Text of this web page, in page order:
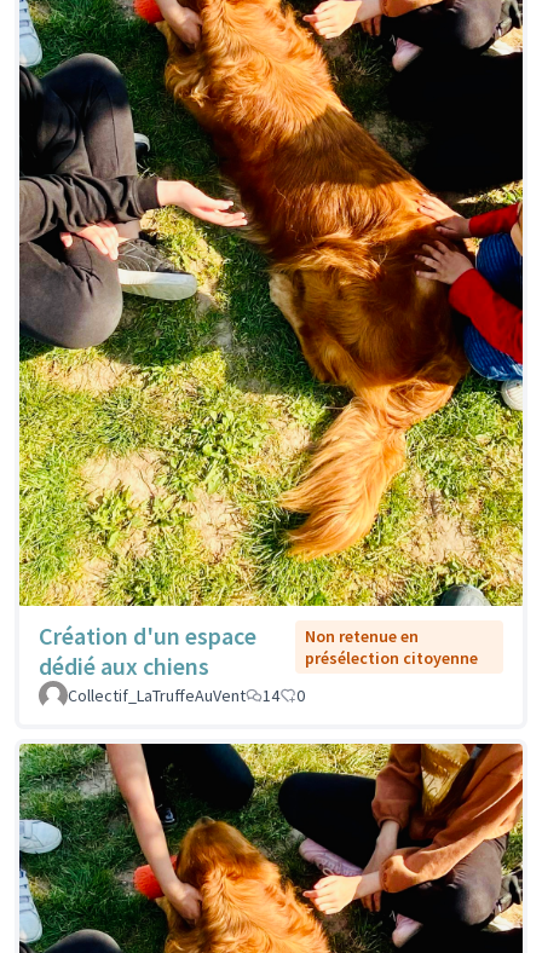
Création d'un espace
dédié aux chiens
Non retenue en
présélection citoyenne
Collectif_LaTruffeAuVent
14 0